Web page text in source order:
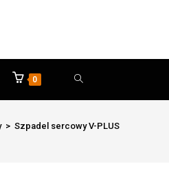
0
> Szpadel sercowy V-PLUS